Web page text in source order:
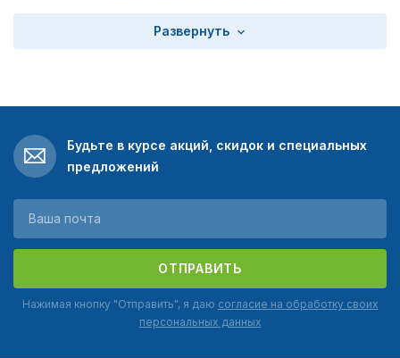
Развернуть
Будьте в курсе акций, скидок и специальных
предложений
ОТПРАВИТЬ
Нажимая кнопку "Отправить", я даю согласие на обработку своих
персональных данных